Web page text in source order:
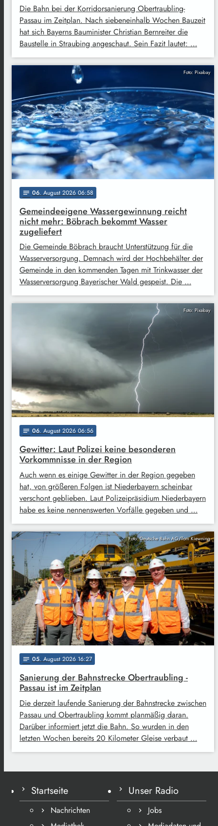
Die Bahn bei der Korridorsanierung Obertraubling-
Passau im Zeitplan. Nach siebeneinhalb Wochen Bauzeit
hat sich Bayerns Bauminister Christian Bernreiter die
Baustelle in Straubing angeschaut. Sein Fazit lautet: …
Foto: Pixabay
notes 06. August 2026 06:58
Gemeindeeigene Wassergewinnung reicht
nicht mehr: Böbrach bekommt Wasser
zugeliefert
Die Gemeinde Böbrach braucht Unterstützung für die
Wasserversorgung. Demnach wird der Hochbehälter der
Gemeinde in den kommenden Tagen mit Trinkwasser der
Wasserversorgung Bayerischer Wald gespeist. Die …
Foto: Pixabay
notes 06. August 2026 06:56
Gewitter: Laut Polizei keine besonderen
Vorkommnisse in der Region
Auch wenn es einige Gewitter in der Region gegeben
hat, von größeren Folgen ist Niederbayern scheinbar
verschont geblieben. Laut Polizeipräsidium Niederbayern
habe es keine nennenswerten Vorfälle gegeben und …
Foto: Deutsche Bahn AG/Tom Kiewning
notes 05. August 2026 16:27
Sanierung der Bahnstrecke Obertraubling -
Passau ist im Zeitplan
Die derzeit laufende Sanierung der Bahnstrecke zwischen
Passau und Obertraubling kommt planmäßig daran.
Darüber informiert jetzt die Bahn. So wurden in den
letzten Wochen bereits 20 Kilometer Gleise verbaut …
Startseite
Nachrichten
Unser Radio
Jobs